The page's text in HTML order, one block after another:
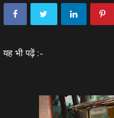
यह भी पढ़ें :-